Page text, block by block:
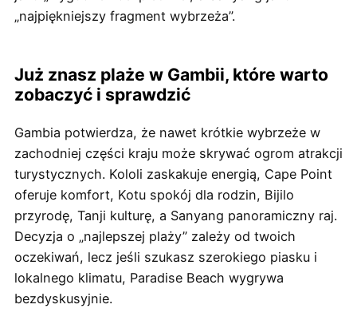
„najpiękniejszy fragment wybrzeża”.
Już znasz plaże w Gambii, które warto
zobaczyć i sprawdzić
Gambia potwierdza, że nawet krótkie wybrzeże w
zachodniej części kraju może skrywać ogrom atrakcji
turystycznych. Kololi zaskakuje energią, Cape Point
oferuje komfort, Kotu spokój dla rodzin, Bijilo
przyrodę, Tanji kulturę, a Sanyang panoramiczny raj.
Decyzja o „najlepszej plaży” zależy od twoich
oczekiwań, lecz jeśli szukasz szerokiego piasku i
lokalnego klimatu, Paradise Beach wygrywa
bezdyskusyjnie.